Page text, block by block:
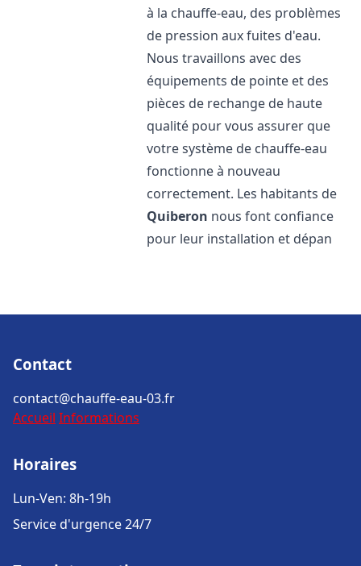
à la chauffe-eau, des problèmes
de pression aux fuites d'eau.
Nous travaillons avec des
équipements de pointe et des
pièces de rechange de haute
qualité pour vous assurer que
votre système de chauffe-eau
fonctionne à nouveau
correctement. Les habitants de
Quiberon nous font confiance
pour leur installation et dépan
Contact
contact@chauffe-eau-03.fr
Accueil Informations
Horaires
Lun-Ven: 8h-19h
Service d'urgence 24/7